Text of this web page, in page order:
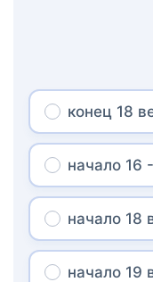
конец 18
начало 16
начало 18
начало 19